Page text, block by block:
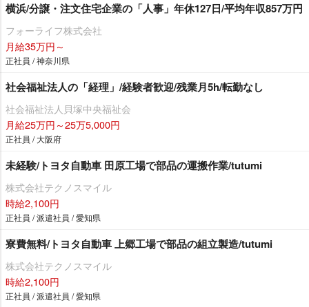
横浜/分譲・注文住宅企業の「人事」年休127日/平均年収857万円
フォーライフ株式会社
月給35万円～
正社員 / 神奈川県
社会福祉法人の「経理」/経験者歓迎/残業月5h/転勤なし
社会福祉法人貝塚中央福祉会
月給25万円～25万5,000円
正社員 / 大阪府
未経験/トヨタ自動車 田原工場で部品の運搬作業/tutumi
株式会社テクノスマイル
時給2,100円
正社員 / 派遣社員 / 愛知県
寮費無料/トヨタ自動車 上郷工場で部品の組立製造/tutumi
株式会社テクノスマイル
時給2,100円
正社員 / 派遣社員 / 愛知県